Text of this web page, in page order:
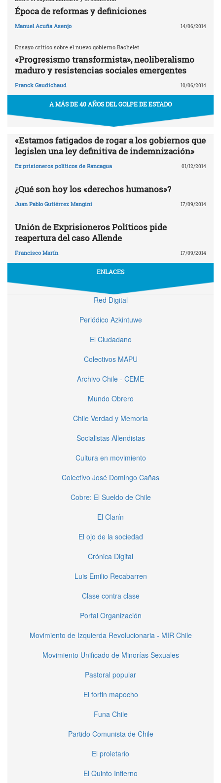
Época de reformas y definiciones
Manuel Acuña Asenjo 14/06/2014
Ensayo crítico sobre el nuevo gobierno Bachelet
«Progresismo transformista», neoliberalismo
maduro y resistencias sociales emergentes
Franck Gaudichaud 10/06/2014
A MÁS DE 40 AÑOS DEL GOLPE DE ESTADO
«Estamos fatigados de rogar a los gobiernos que
legislen una ley definitiva de indemnización»
Ex prisioneros políticos de Rancagua 01/12/2014
¿Qué son hoy los «derechos humanos»?
Juan Pablo Gutiérrez Mangini 17/09/2014
Unión de Exprisioneros Políticos pide
reapertura del caso Allende
Francisco Marín 17/09/2014
ENLACES
Red Digital
Periódico Azkintuwe
El Ciudadano
Colectivos MAPU
Archivo Chile - CEME
Mundo Obrero
Chile Verdad y Memoria
Socialistas Allendistas
Cultura en movimiento
Colectivo José Domingo Cañas
Cobre: El Sueldo de Chile
El Clarín
El ojo de la sociedad
Crónica Digital
Luis Emilio Recabarren
Clase contra clase
Portal Organización
Movimiento de Izquierda Revolucionaria - MIR Chile
Movimiento Unificado de Minorías Sexuales
Pastoral popular
El fortin mapocho
Funa Chile
Partido Comunista de Chile
El proletario
El Quinto Infierno